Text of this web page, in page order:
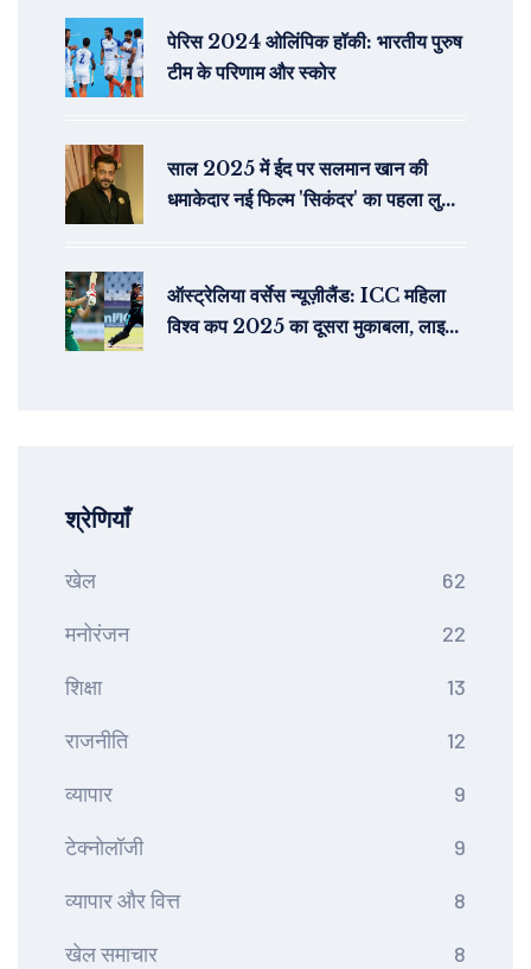
पेरिस 2024 ओलिंपिक हॉकी: भारतीय पुरुष
टीम के परिणाम और स्कोर
साल 2025 में ईद पर सलमान खान की
धमाकेदार नई फिल्म 'सिकंदर' का पहला लुक
ऑस्ट्रेलिया वर्सेस न्यूज़ीलैंड: ICC महिला
विश्व कप 2025 का दूसरा मुकाबला, लाइव
श्रेणियाँ
खेल 62
मनोरंजन 22
शिक्षा 13
राजनीति 12
व्यापार 9
टेक्नोलॉजी 9
व्यापार और वित्त 8
खेल समाचार 8